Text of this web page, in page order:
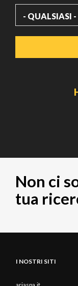
Non ci
tua
I NOSTRI SITI